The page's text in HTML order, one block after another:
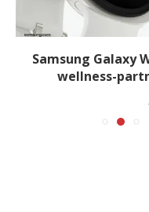
Samsung Galaxy
wellness-